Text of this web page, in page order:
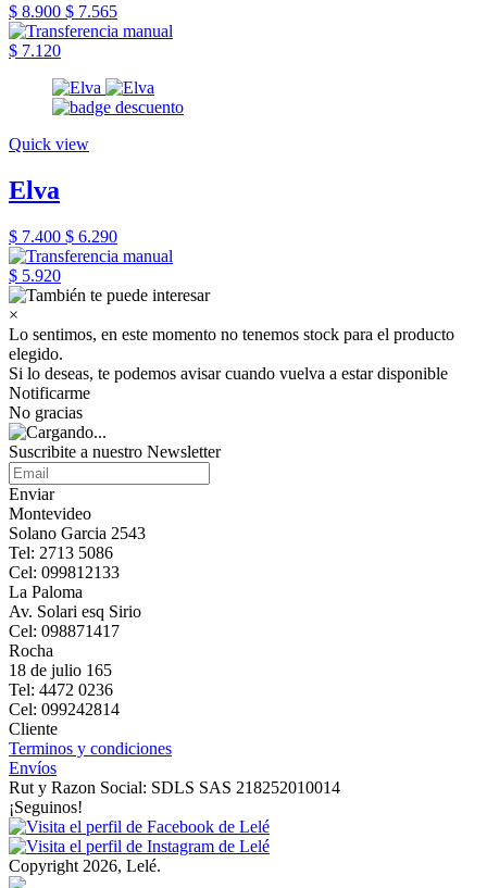
$ 8.900 $ 7.565
$ 7.120
Quick view
Elva
$ 7.400 $ 6.290
$ 5.920
×
Lo sentimos, en este momento no tenemos stock para el producto
elegido.
Si lo deseas, te podemos avisar cuando vuelva a estar disponible
Notificarme
No gracias
Suscribite a nuestro Newsletter
Enviar
Montevideo
Solano Garcia 2543
Tel: 2713 5086
Cel: 099812133
La Paloma
Av. Solari esq Sirio
Cel: 098871417
Rocha
18 de julio 165
Tel: 4472 0236
Cel: 099242814
Cliente
Terminos y condiciones
Envíos
Rut y Razon Social: SDLS SAS 218252010014
¡Seguinos!
Copyright 2026, Lelé.